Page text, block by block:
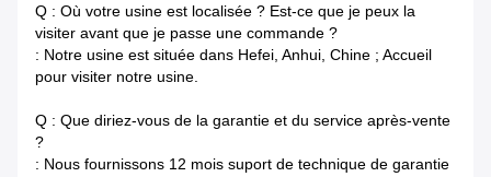
Q : Où votre usine est localisée ? Est-ce que je peux la
visiter avant que je passe une commande ?
: Notre usine est située dans Hefei, Anhui, Chine ; Accueil
pour visiter notre usine.
Q : Que diriez-vous de la garantie et du service après-vente
?
: Nous fournissons 12 mois suport de technique de garantie